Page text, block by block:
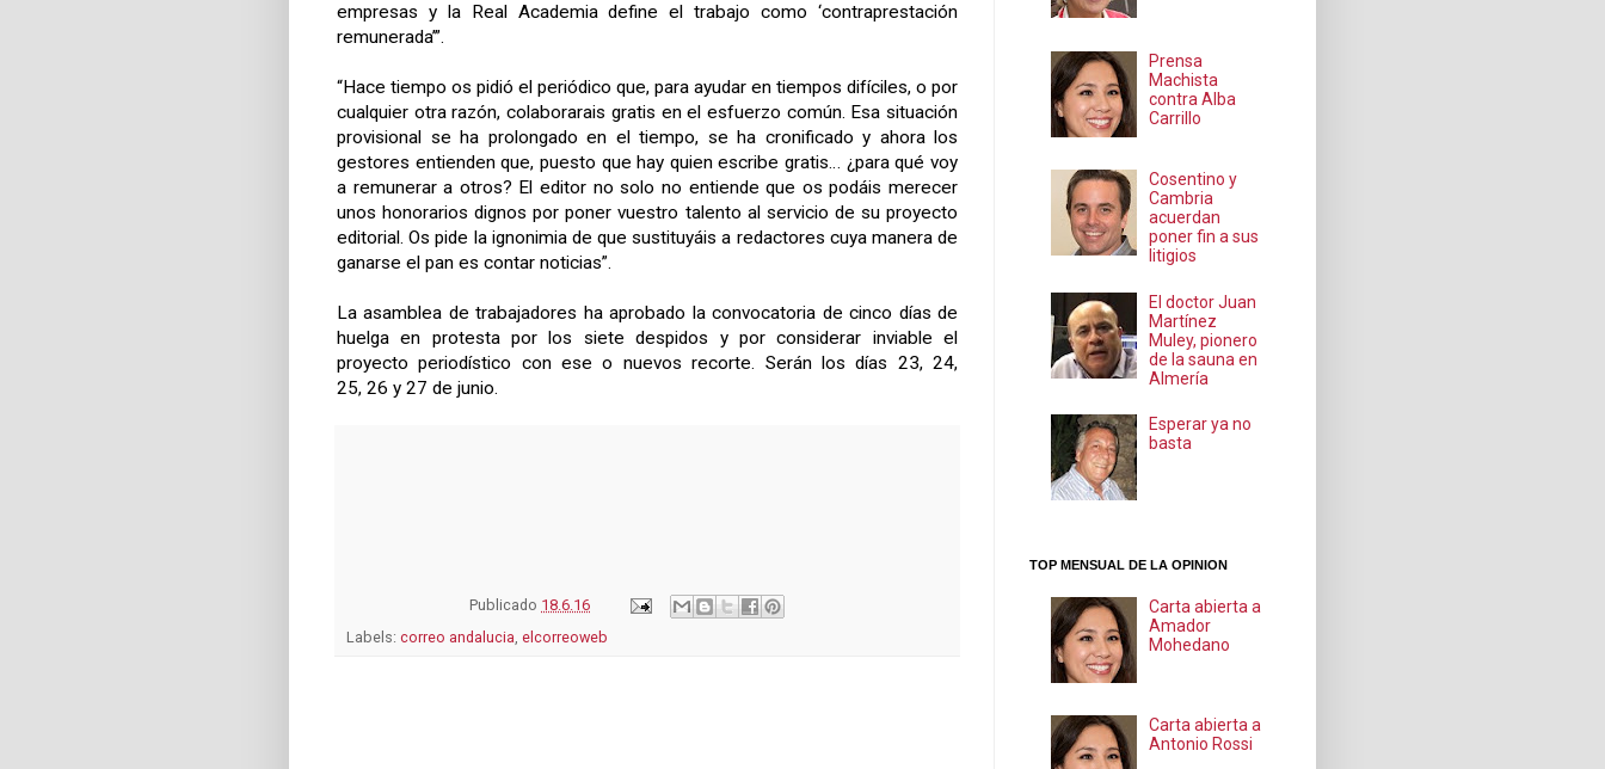
empresas y la Real Academia define el trabajo como ‘contraprestación
remunerada’”.
“Hace tiempo os pidió el periódico que, para ayudar en tiempos difíciles, o por
cualquier otra razón, colaborarais gratis en el esfuerzo común. Esa situación
provisional se ha prolongado en el tiempo, se ha cronificado y ahora los
gestores entienden que, puesto que hay quien escribe gratis… ¿para qué voy
a remunerar a otros? El editor no solo no entiende que os podáis merecer
unos honorarios dignos por poner vuestro talento al servicio de su proyecto
editorial. Os pide la ignonimia de que sustituyáis a redactores cuya manera de
ganarse el pan es contar noticias”.
La asamblea de trabajadores ha aprobado la convocatoria de cinco días de
huelga en protesta por los siete despidos y por considerar inviable el
proyecto periodístico con ese o nuevos recorte. Serán los días 23, 24,
25, 26 y 27 de junio.
Publicado 18.6.16
Labels: correo andalucia elcorreoweb
Prensa
Machista
contra Alba
Carrillo
Cosentino y
Cambria
acuerdan
poner fin a sus
litigios
El doctor Juan
Martínez
Muley, pionero
de la sauna en
Almería
Esperar ya no
basta
TOP MENSUAL DE LA OPINION
Carta abierta a
Amador
Mohedano
Carta abierta a
Antonio Rossi